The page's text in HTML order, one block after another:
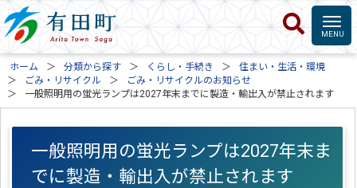
ホーム 分類から探す くらし・手続き
住まい・生活・環境
ごみ・リサイクル
ごみ・リサイクルのお知らせ
一般照明用の蛍光ランプは2027年末までに製造・輸出入が禁止されます
一般照明用の蛍光ランプは2027年末ま
でに製造・輸出入が禁止されます